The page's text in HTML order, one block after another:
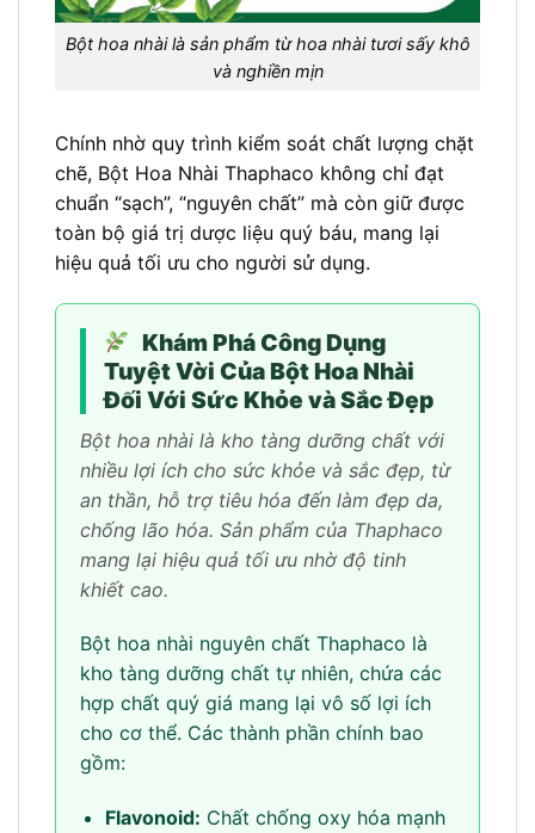
Bột hoa nhài là sản phẩm từ hoa nhài tươi sấy khô
và nghiền mịn
Chính nhờ quy trình kiểm soát chất lượng chặt
chẽ, Bột Hoa Nhài Thaphaco không chỉ đạt
chuẩn “sạch”, “nguyên chất” mà còn giữ được
toàn bộ giá trị dược liệu quý báu, mang lại
hiệu quả tối ưu cho người sử dụng.
Khám Phá Công Dụng
Tuyệt Vời Của Bột Hoa Nhài
Đối Với Sức Khỏe và Sắc Đẹp
Bột hoa nhài là kho tàng dưỡng chất với
nhiều lợi ích cho sức khỏe và sắc đẹp, từ
an thần, hỗ trợ tiêu hóa đến làm đẹp da,
chống lão hóa. Sản phẩm của Thaphaco
mang lại hiệu quả tối ưu nhờ độ tinh
khiết cao.
Bột hoa nhài nguyên chất Thaphaco là
kho tàng dưỡng chất tự nhiên, chứa các
hợp chất quý giá mang lại vô số lợi ích
cho cơ thể. Các thành phần chính bao
gồm:
Flavonoid: Chất chống oxy hóa mạnh